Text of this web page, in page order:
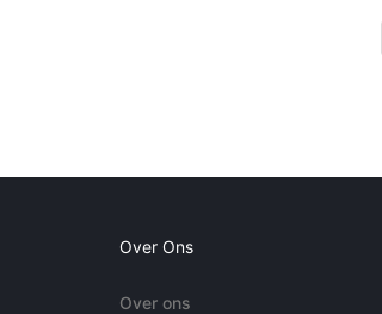
Over Ons
Over ons